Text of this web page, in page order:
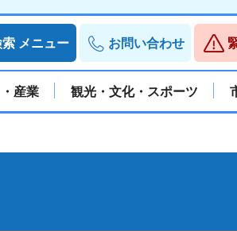
索 メニュー お問い合わせ
産業 観光・文化・スポーツ